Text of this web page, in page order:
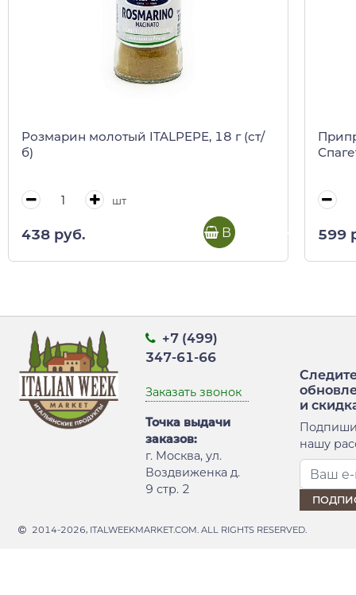
Розмарин молотый ITALPEPE, 18 г (ст/
б)
шт
438 руб. В корзину 599
+7 (499)
347-61-66
Заказать звонок
Точка выдачи
заказов:
г. Москва, ул.
Воздвиженка д.
9 стр. 2
и
нашу
2014-2026, ITALWEEKMARKET.COM. ALL RIGHTS RESERVED.